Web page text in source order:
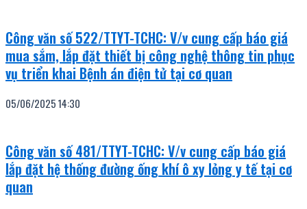
Công văn số 522/TTYT-TCHC: V/v cung cấp báo giá
mua sắm, lắp đặt thiết bị công nghệ thông tin phục
vụ triển khai Bệnh án điện tử tại cơ quan
05/06/202514:30
Công văn số 481/TTYT-TCHC: V/v cung cấp báo giá
lắp đặt hệ thống đường ống khí ô xy lỏng y tế tại cơ
quan